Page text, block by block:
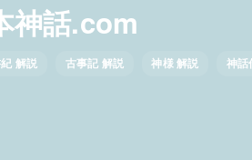
神話.com
解説 古事記 解説 神様 解説 神話